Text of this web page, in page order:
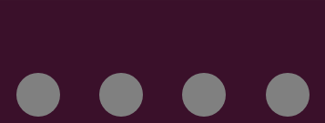
Seite der TU Darmstadt
Instagram-Kanal der TU
Bluesky-Kanal der